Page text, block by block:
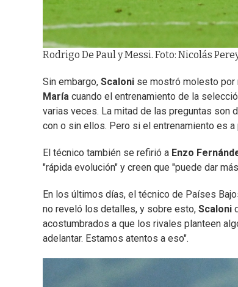
Rodrigo De Paul y Messi. Foto: Nicolás
Sin embargo, Scaloni se mostró molesto por
María cuando el entrenamiento de la
varias veces. La mitad de las preguntas son
con o sin ellos. Pero si el entrenamiento es
El técnico también se refirió a Enzo
"rápida evolución" y creen que "puede dar
En los últimos días, el técnico de Países
no reveló los detalles, y sobre esto, Scaloni
acostumbrados a que los rivales planteen
adelantar. Estamos atentos a eso".